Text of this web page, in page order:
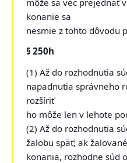
môže sa vec prejednať
konanie sa
nesmie z tohto dôvodu
§ 250h
(1) Až do rozhodnutia
napadnutia správneho
rozšíriť
ho môže len v lehote
(2) Až do rozhodnutia
žalobu späť; ak
konania, rozhodne súd